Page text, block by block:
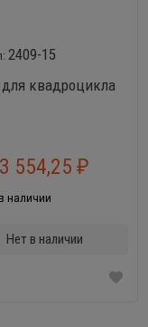
2409-15
для квадроцикла
3 554,25 ₽
наличии
Нет в наличии